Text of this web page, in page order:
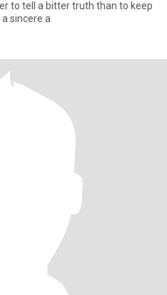
to tell a bitter truth than to keep
sincere a